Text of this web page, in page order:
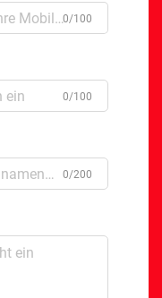
0/100
0/100
0/200